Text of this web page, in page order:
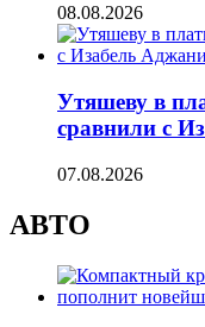
08.08.2026
Утяшеву в
сравнили с
07.08.2026
АВТО